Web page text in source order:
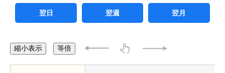
翌日 翌週 翌月
縮小表示 等倍